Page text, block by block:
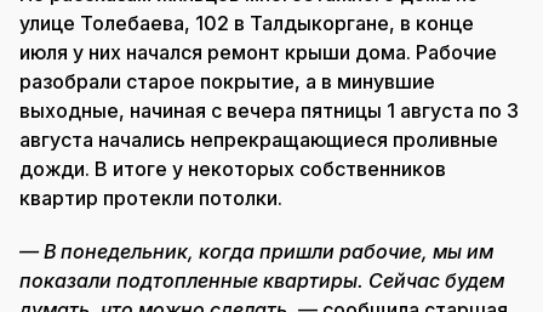
улице Толебаева, 102 в Талдыкоргане, в конце
июля у них начался ремонт крыши дома. Рабочие
разобрали старое покрытие, а в минувшие
выходные, начиная с вечера пятницы 1 августа по 3
августа начались непрекращающиеся проливные
дожди. В итоге у некоторых собственников
квартир протекли потолки.
— В понедельник, когда пришли рабочие, мы им
показали подтопленные квартиры. Сейчас будем